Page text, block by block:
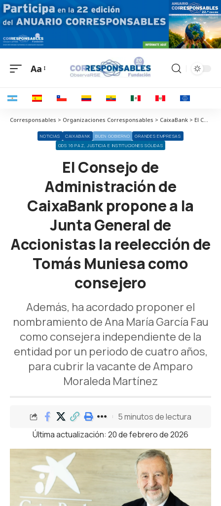
Aa
Corresponsables > Organizaciones Corresponsables > CaixaBank > El Consejo de Administración de CaixaBank propone a la Junta General de Accionistas la reelección de Tomás Muniesa como consejero
NOTICIAS CAIXABANK BUEN GOBIERNO
GRANDES EMPRESAS
ODS 16 PAZ, JUSTICIA E INSTITUCIONES SÓLIDAS
El Consejo de
Administración de
CaixaBank propone a la
Junta General de
Accionistas la reelección de
Tomás Muniesa como
consejero
Además, ha acordado proponer el
nombramiento de Ana María García Fau
como consejera independiente de la
entidad por un periodo de cuatro años,
para cubrir la vacante de Amparo
Moraleda Martínez
Última actualización: 20 de febrero de 2026
5 minutos de lectura